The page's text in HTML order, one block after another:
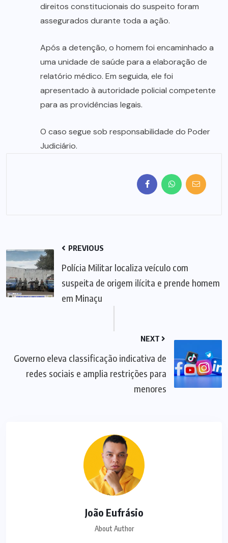
direitos constitucionais do suspeito foram
assegurados durante toda a ação.
Após a detenção, o homem foi encaminhado a
uma unidade de saúde para a elaboração de
relatório médico. Em seguida, ele foi
apresentado à autoridade policial competente
para as providências legais.
O caso segue sob responsabilidade do Poder
Judiciário.
PREVIOUS
Polícia Militar localiza veículo com
suspeita de origem ilícita e prende homem
em Minaçu
NEXT
Governo eleva classificação indicativa de
redes sociais e amplia restrições para
menores
João Eufrásio
About Author